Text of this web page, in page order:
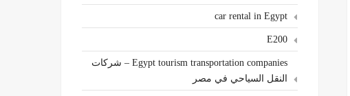
car rental in Egypt
E200
Egypt tourism transportation companies – شركات
النقل السياحي في مصر